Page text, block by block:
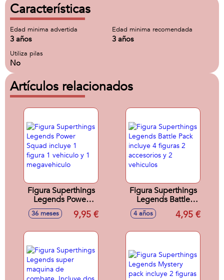
Características
Edad minima advertida
3 años
Edad minima recomendada
3 años
Utiliza pilas
No
Artículos relacionados
Figura Superthings
Legends Power
Squad incluye 1
figura 1 vehiculo y
36 meses 9,95 €
Figura Superthings
Legends Battle
Pack incluye 4
figuras 2 accesorios
4 años 4,95 €